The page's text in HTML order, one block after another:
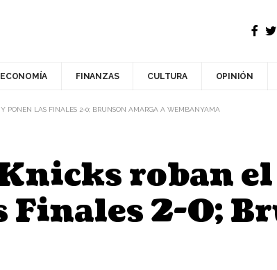
ECONOMÍA FINANZAS CULTURA OPINIÓN
PONEN LAS FINALES 2-0; BRUNSON AMARGA A WEMBANYAMA
roban
Finales 2-0;